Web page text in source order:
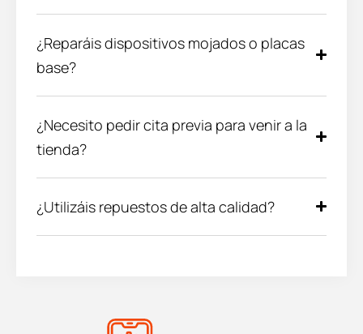
¿Reparáis dispositivos mojados o placas
base?
¿Necesito pedir cita previa para venir a la
tienda?
¿Utilizáis repuestos de alta calidad?